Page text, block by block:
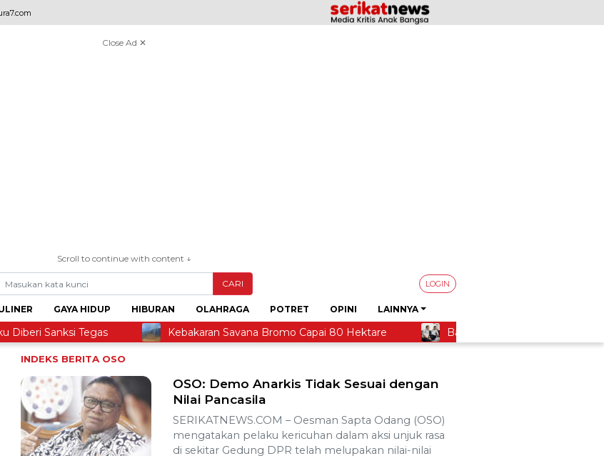
Close Ad ✕
Scroll to continue with content ↓
CARI LOGIN
GAYA HIDUP HIBURAN OLAHRAGA POTRET OPINI
LAINNYA
Sanksi Tegas Kebakaran Savana Bromo Capai 80 Hektare Bapas Yogyakarta dan Poltek
INDEKS BERITA OSO
OSO: Demo Anarkis Tidak Sesuai dengan
Nilai Pancasila
SERIKATNEWS.COM – Oesman Sapta Odang (OSO)
mengatakan pelaku kericuhan dalam aksi unjuk rasa
di sekitar Gedung DPR telah melupakan nilai-nilai